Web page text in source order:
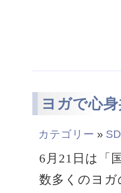
ヨガで心
カテゴリー »
6月21日は「
数多くのヨ